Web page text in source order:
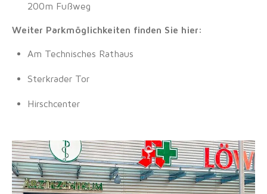
200m Fußweg
Weiter Parkmöglichkeiten finden Sie hier:
Am Technisches Rathaus
Sterkrader Tor
Hirschcenter